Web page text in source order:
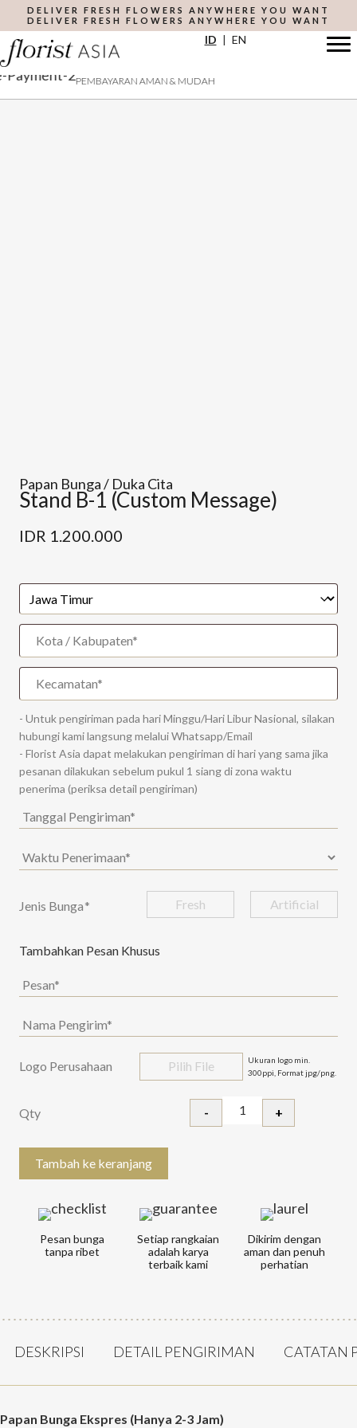
to
main
content
DELIVER FRESH FLOWERS ANYWHERE YOU WANT
DELIVER FRESH FLOWERS ANYWHERE YOU WANT
ID | EN
PEMBAYARAN AMAN & MUDAH
Papan Bunga / Duka Cita
Stand B-1 (Custom Message)
IDR 1.200.000
- Untuk pengiriman pada hari Minggu/Hari Libur Nasional, silakan
hubungi kami langsung melalui Whatsapp/Email
- Florist Asia dapat melakukan pengiriman di hari yang sama jika
pesanan dilakukan sebelum pukul 1 siang di zona waktu
penerima (periksa detail pengiriman)
Jenis Bunga* Fresh Artificial
Tambahkan Pesan Khusus
Logo Perusahaan Pilih File
Ukuran logo min.
300ppi, Format jpg/png.
Qty
Kuantitas Stand
- +
Tambah ke keranjang
Pesan bunga
tanpa ribet
Setiap rangkaian
adalah karya
terbaik kami
Dikirim dengan
aman dan penuh
perhatian
DESKRIPSI DETAIL PENGIRIMAN CATATAN
Papan Bunga Ekspres (Hanya 2-3 Jam)